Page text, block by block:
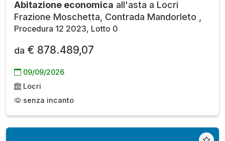
Abitazione economica all'asta a Locri
Frazione Moschetta, Contrada Mandorleto ,
Procedura 12 2023, Lotto 0
da € 878.489,07
09/09/2026
Locri
senza incanto